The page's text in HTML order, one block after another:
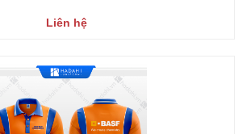
Liên hệ